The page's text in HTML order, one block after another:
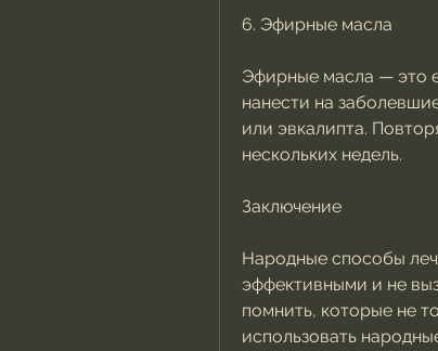
6. Эфирные масла
Эфирные масла — это
нанести на
или эвкалипта.
нескольких недель.
Заключение
Народные способы
эффективными и не
помнить, которые не
использовать